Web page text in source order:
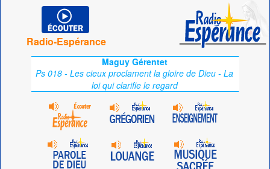
Radio-Espérance
Maguy Gérentet
Ps 018 - Les cieux proclament la gloire de Dieu - La
loi qui clarifie le regard